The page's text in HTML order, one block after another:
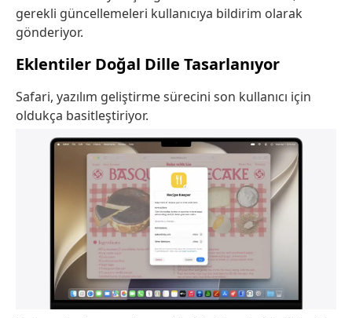
gerekli güncellemeleri kullanıcıya bildirim olarak
gönderiyor.
Eklentiler Doğal Dille Tasarlanıyor
Safari, yazılım geliştirme sürecini son kullanıcı için
oldukça basitleştiriyor.